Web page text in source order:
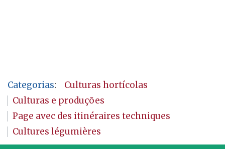
Categorias:
Culturas hortícolas
Culturas e produções
Page avec des itinéraires techniques
Cultures légumières